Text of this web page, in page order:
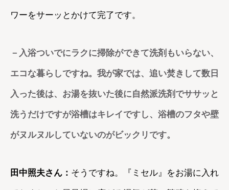
ワーをサーッとかけて完了です。
－入浴ついでにラクに掃除ができて洗剤もいらない、
エコな暮らしですね。我が家では、追い焚きして数日
入った後は、お湯を抜いた後に自然派洗剤でササッと
洗うだけですが浴槽はキレイですし、浴槽のフタや壁
がヌルヌルしていないのがビックリです。
田中照夫さん： そうですね。『ミセル』をお湯に入れ